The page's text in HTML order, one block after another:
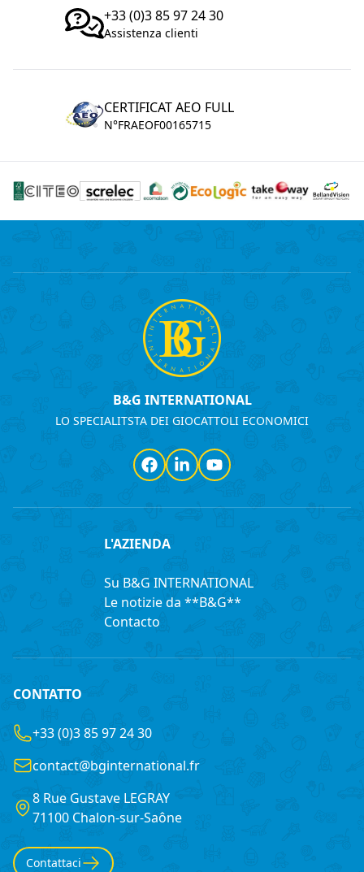
+33 (0)3 85 97 24 30
Assistenza clienti
CERTIFICAT AEO FULL
N°FRAEOF00165715
B&G INTERNATIONAL
LO SPECIALITSTA DEI GIOCATTOLI ECONOMICI
Facebook
LinkedInYouTube
L'AZIENDA
Su B&G INTERNATIONAL
Le notizie da **B&G**
Contacto
CONTATTO
+33 (0)3 85 97 24 30
contact@bginternational.fr
8 Rue Gustave LEGRAY
71100 Chalon-sur-SaôneFrance
Contattaci